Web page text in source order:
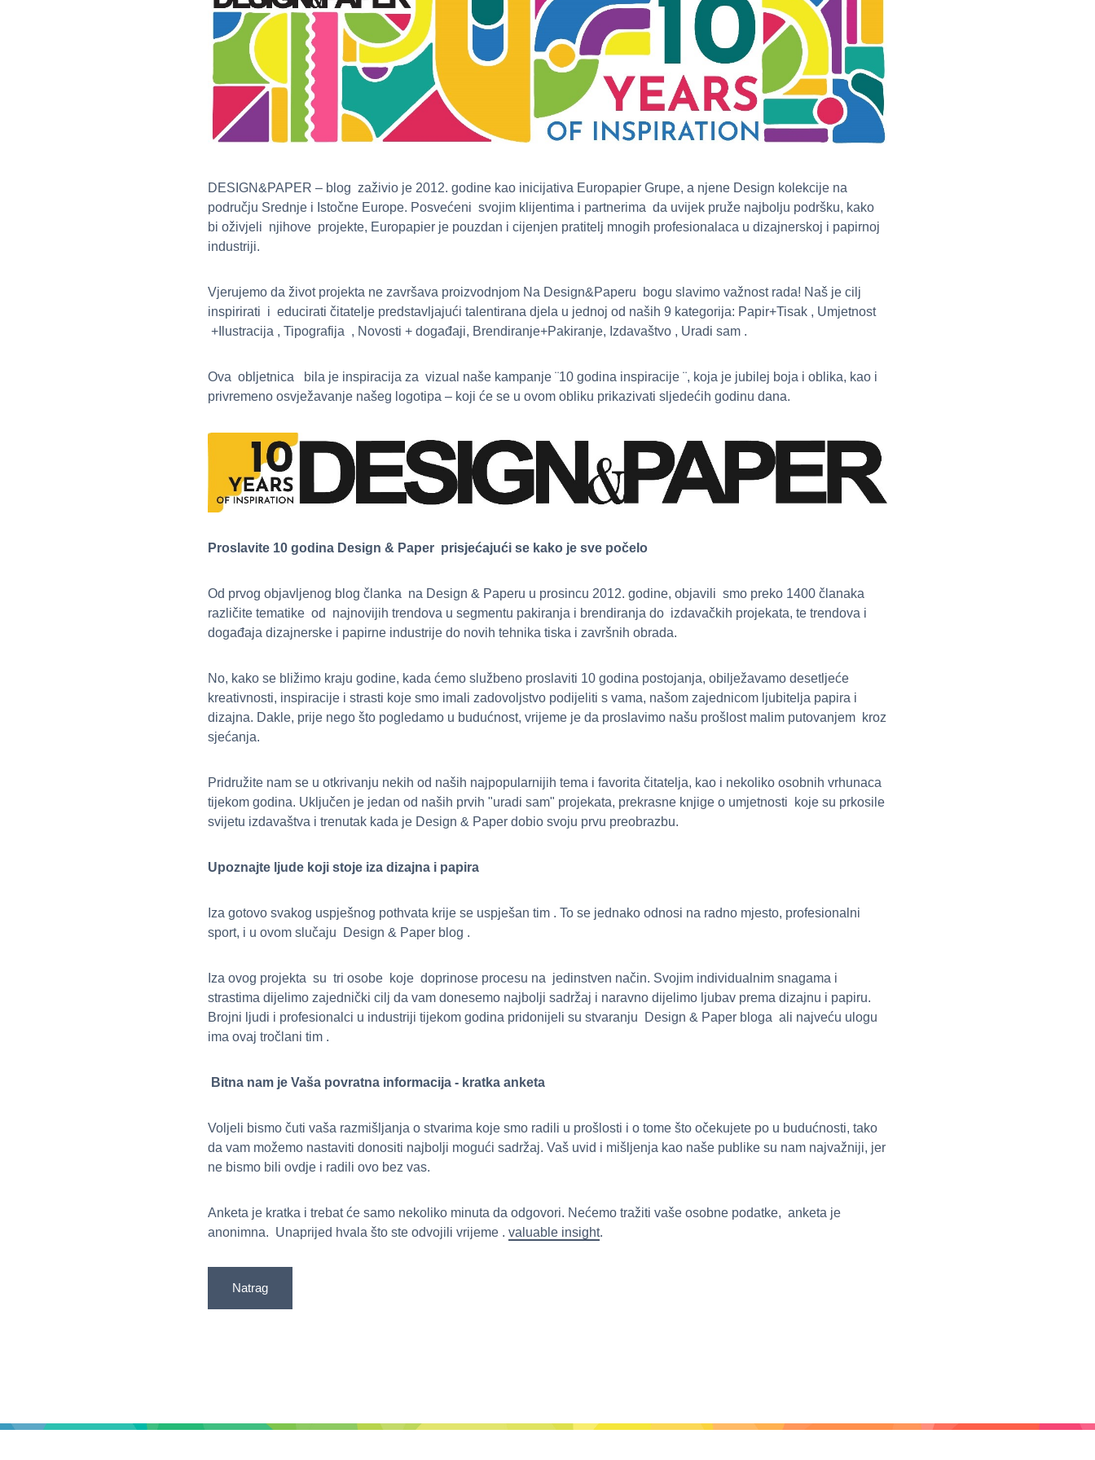
DESIGN&PAPER – blog zaživio je 2012. godine kao inicijativa Europapier Grupe, a njene Design kolekcije na
području Srednje i Istočne Europe. Posvećeni svojim klijentima i partnerima da uvijek pruže najbolju podršku, kako
bi oživjeli njihove projekte, Europapier je pouzdan i cijenjen pratitelj mnogih profesionalaca u dizajnerskoj i papirnoj
industriji.
Vjerujemo da život projekta ne završava proizvodnjom Na Design&Paperu bogu slavimo važnost rada! Naš je cilj
inspirirati i educirati čitatelje predstavljajući talentirana djela u jednoj od naših 9 kategorija: Papir+Tisak , Umjetnost
+Ilustracija , Tipografija , Novosti + događaji, Brendiranje+Pakiranje, Izdavaštvo , Uradi sam .
Ova obljetnica bila je inspiracija za vizual naše kampanje ¨10 godina inspiracije ¨, koja je jubilej boja i oblika, kao i
privremeno osvježavanje našeg logotipa – koji će se u ovom obliku prikazivati sljedećih godinu dana.
Proslavite 10 godina Design & Paper prisjećajući se kako je sve počelo
Od prvog objavljenog blog članka na Design & Paperu u prosincu 2012. godine, objavili smo preko 1400 članaka
različite tematike od najnovijih trendova u segmentu pakiranja i brendiranja do izdavačkih projekata, te trendova i
događaja dizajnerske i papirne industrije do novih tehnika tiska i završnih obrada.
No, kako se bližimo kraju godine, kada ćemo službeno proslaviti 10 godina postojanja, obilježavamo desetljeće
kreativnosti, inspiracije i strasti koje smo imali zadovoljstvo podijeliti s vama, našom zajednicom ljubitelja papira i
dizajna. Dakle, prije nego što pogledamo u budućnost, vrijeme je da proslavimo našu prošlost malim putovanjem kroz
sjećanja.
Pridružite nam se u otkrivanju nekih od naših najpopularnijih tema i favorita čitatelja, kao i nekoliko osobnih vrhunaca
tijekom godina. Uključen je jedan od naših prvih "uradi sam" projekata, prekrasne knjige o umjetnosti koje su prkosile
svijetu izdavaštva i trenutak kada je Design & Paper dobio svoju prvu preobrazbu.
Upoznajte ljude koji stoje iza dizajna i papira
Iza gotovo svakog uspješnog pothvata krije se uspješan tim . To se jednako odnosi na radno mjesto, profesionalni
sport, i u ovom slučaju Design & Paper blog .
Iza ovog projekta su tri osobe koje doprinose procesu na jedinstven način. Svojim individualnim snagama i
strastima dijelimo zajednički cilj da vam donesemo najbolji sadržaj i naravno dijelimo ljubav prema dizajnu i papiru.
Brojni ljudi i profesionalci u industriji tijekom godina pridonijeli su stvaranju Design & Paper bloga ali najveću ulogu
ima ovaj tročlani tim .
Bitna nam je Vaša povratna informacija - kratka anketa
Voljeli bismo čuti vaša razmišljanja o stvarima koje smo radili u prošlosti i o tome što očekujete po u budućnosti, tako
da vam možemo nastaviti donositi najbolji mogući sadržaj. Vaš uvid i mišljenja kao naše publike su nam najvažniji, jer
ne bismo bili ovdje i radili ovo bez vas.
Anketa je kratka i trebat će samo nekoliko minuta da odgovori. Nećemo tražiti vaše osobne podatke, anketa je
anonimna. Unaprijed hvala što ste odvojili vrijeme . valuable insight.
Natrag